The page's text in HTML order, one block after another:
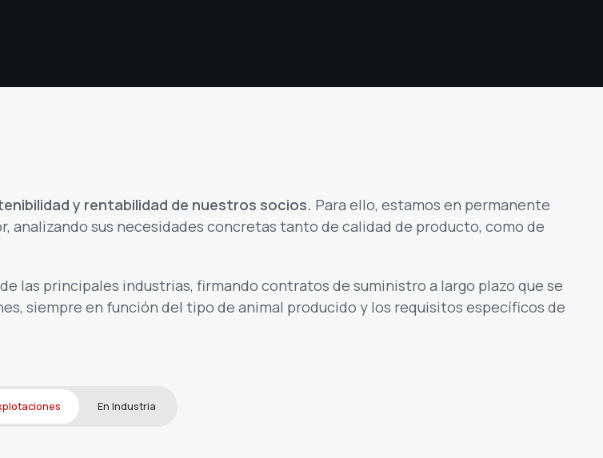
y rentabilidad de nuestros socios. Para ello, estamos en permanente
analizando sus necesidades concretas tanto de calidad de producto, como de
las principales industrias, firmando contratos de suministro a largo plazo que se
siempre en función del tipo de animal producido y los requisitos específicos de
En Industria